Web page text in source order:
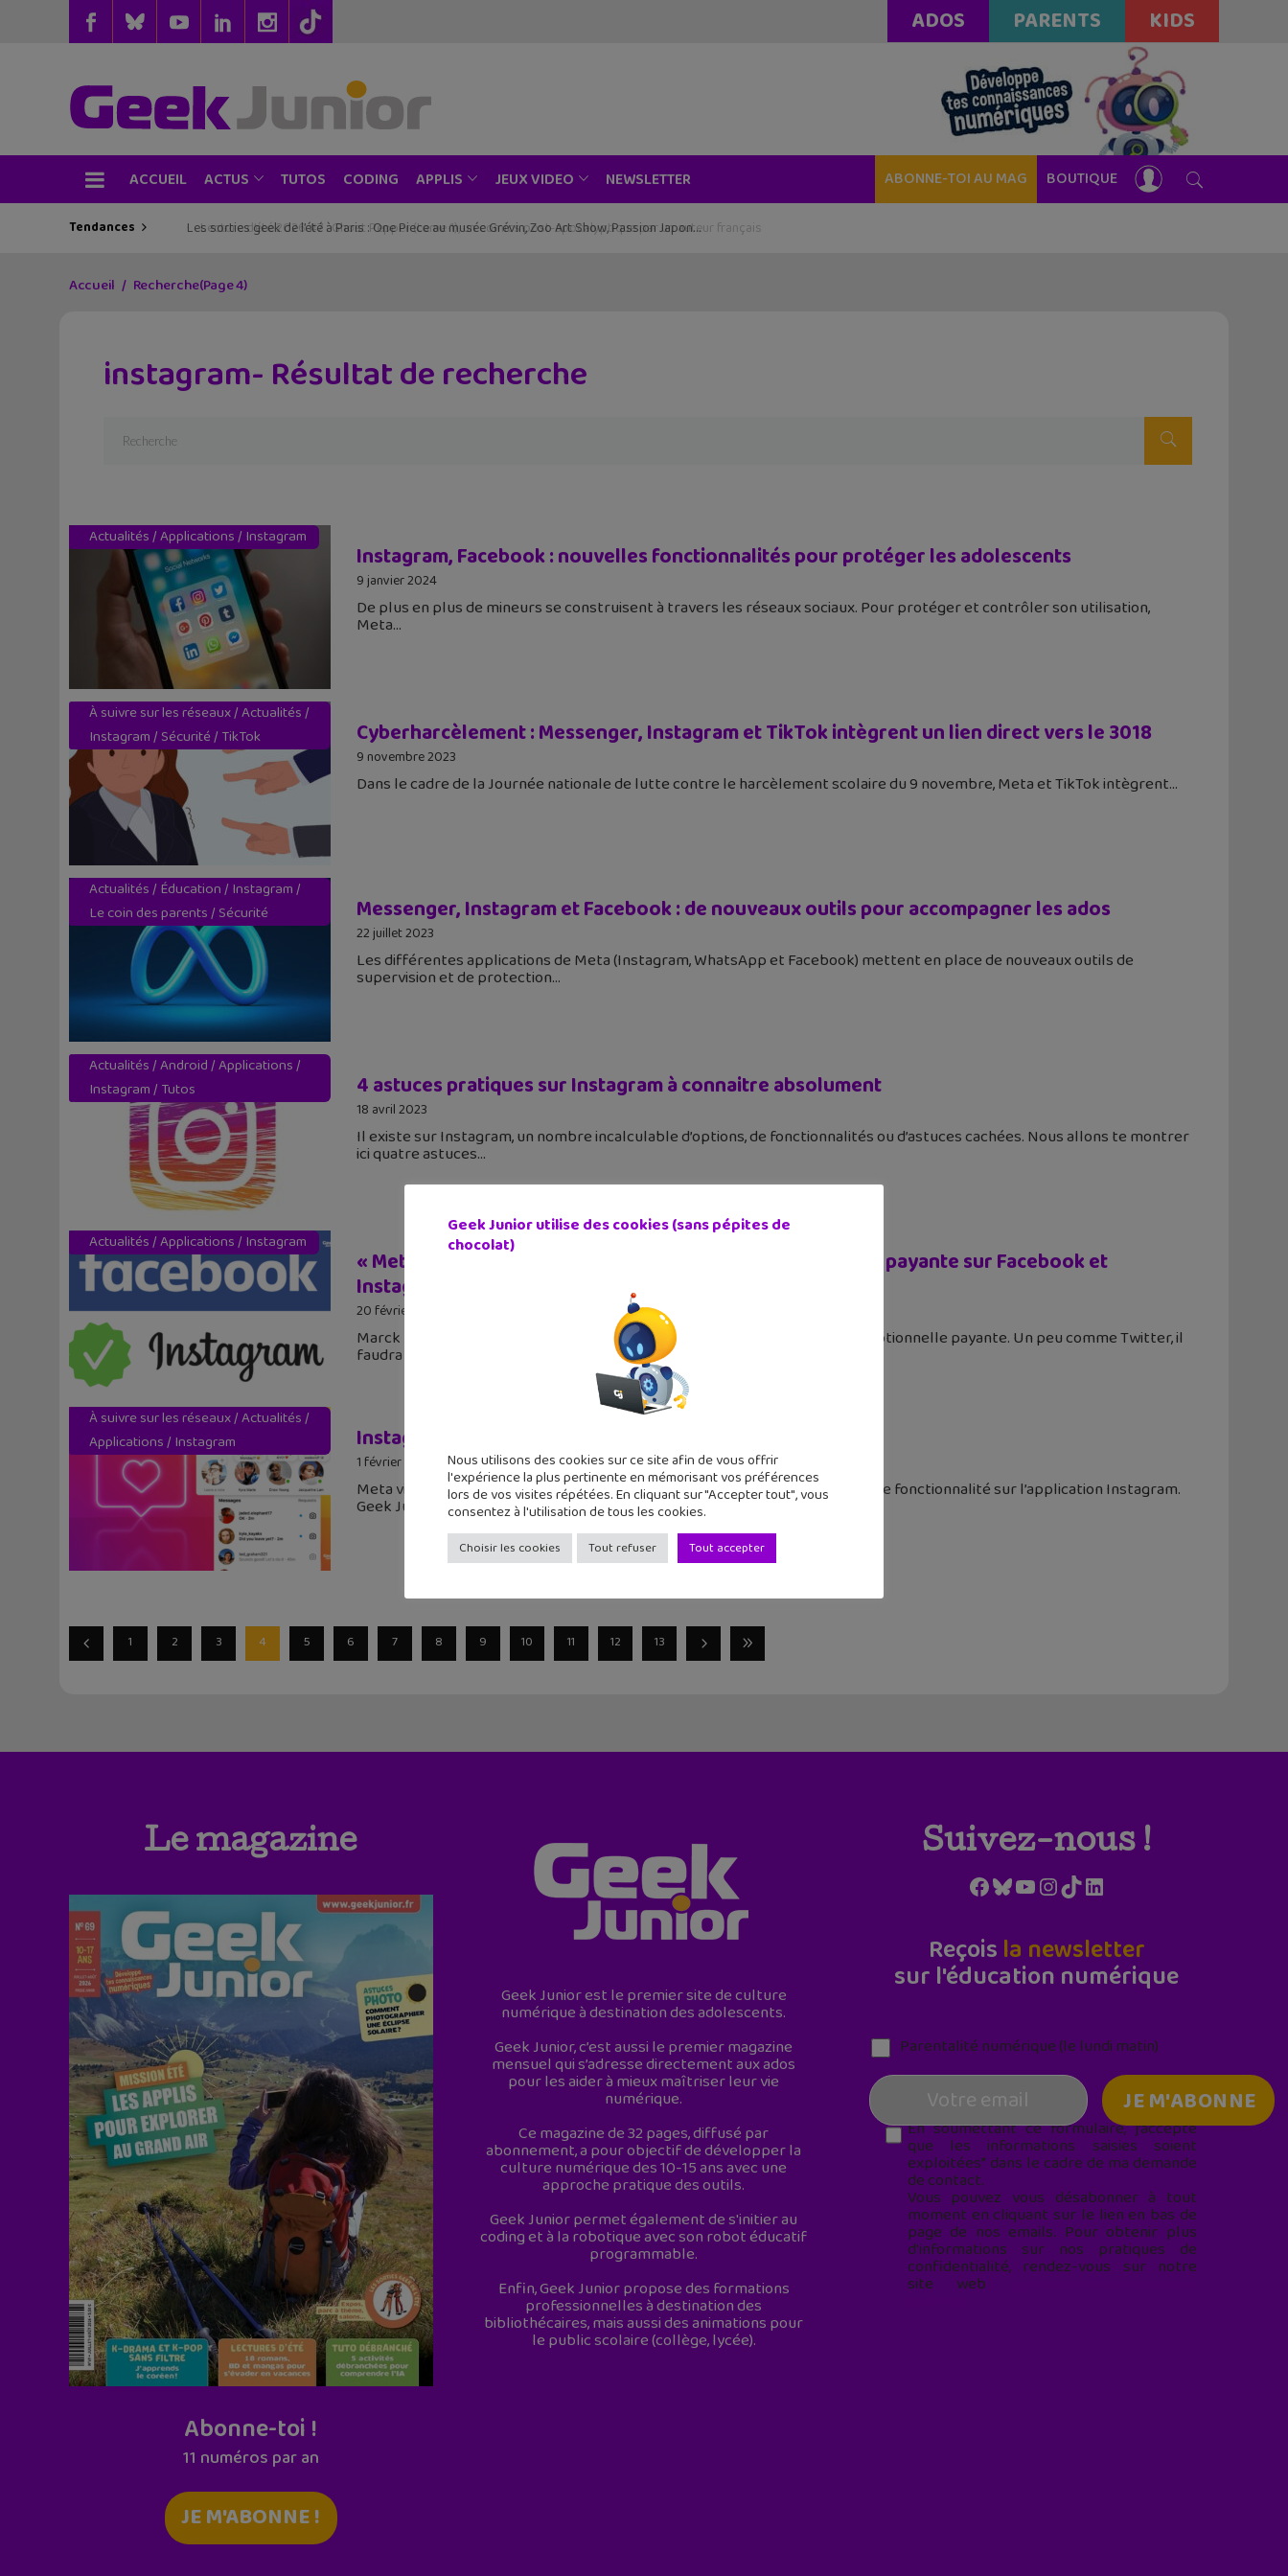
ADOS PARENTS KIDS
ACCUEIL ACTUS TUTOS CODING APPLIS JEUX VIDEO NEWSLETTER ABONNE-TOI AU MAG BOUTIQUE
Tendances Les sorties geek de l’été à Paris : One Piece au musée Grévin, Zoo Art Show, Passion Japon…
Accueil Recherche(Page 4)
instagram- Résultat de recherche
Actualités/Applications/ Instagram
Instagram, Facebook : nouvelles fonctionnalités pour protéger les adolescents
9 janvier 2024
De plus en plus de mineurs se construisent à travers les réseaux sociaux. Pour protéger et contrôler son utilisation,
Meta
À suivre sur les réseaux/Actualités/
Instagram/ Sécurité/ TikTok Cyberharcèlement : Messenger, Instagram et TikTok intègrent un lien direct vers le 3018
9 novembre 2023
Dans le cadre de la Journée nationale de lutte contre le harcèlement scolaire du 9 novembre, Meta et TikTok intègrent
Actualités/ Éducation/ Instagram/
Le coin des parents/ Sécurité Messenger, Instagram et Facebook : de nouveaux outils pour accompagner les ados
22 juillet 2023
Les différentes applications de Meta (Instagram, WhatsApp et Facebook) mettent en place de nouveaux outils de
supervision et de protection
Actualités/Android/Applications/
Instagram/ Tutos 4 astuces pratiques sur Instagram à connaitre absolument
18 avril 2023
Il existe sur Instagram, un nombre incalculable d’options, de fonctionnalités ou d’astuces cachées. Nous allons te montrer
ici quatre astuces
Actualités/Applications/ Instagram
« Meta Verified » : quelle est cette nouvelle fonctionnalité payante sur Facebook et
Instagram ?
20 février 2023
Marck Zuckerberg vient d’annoncer l’arrivée d’une nouvelle fonctionnalité optionnelle payante. Un peu comme Twitter, il
faudra payer pour accéder à
À suivre sur les réseaux/Actualités/
Applications/ Instagram Instagram Notes : c’est quoi et comment ça marche ?
1 février 2023
Meta vient de dévoiler dans un communiqué de presse l’arrivée d’une nouvelle fonctionnalité sur l’application Instagram.
Geek Junior t’explique ce
1 2 3 4 5 6 7 8 9 10 11 12 13
Le magazine
Abonne-toi !
11 numéros par an
JE M'ABONNE !
Geek Junior est le premier site de culture
numérique à destination des adolescents.
Geek Junior, c’est aussi le premier magazine
mensuel qui s’adresse directement aux ados
pour les aider à mieux maîtriser leur vie
numérique.
Ce magazine de 32 pages, diffusé par
abonnement, a pour objectif de développer la
culture numérique des 10-15 ans avec une
approche pratique des outils.
Geek Junior permet également de s'initier au
coding et à la robotique avec son robot éducatif
programmable.
Enfin, Geek Junior propose des formations
professionnelles à destination des
bibliothécaires, mais aussi des animations pour
le public scolaire (collège, lycée).
Suivez-nous !
Facebook
Bluesky
YouTube
Instagram
TikTokLinkedIn
Reçois la newsletter
sur l'éducation numérique
Parentalité numérique (le lundi matin)
En soumettant ce formulaire, j’accepte
que les informations saisies soient
exploitées* dans le cadre de ma demande
de contact.
Vous pouvez vous désabonner à tout
moment en cliquant sur le lien en bas de
page de nos emails. Pour obtenir plus
d'informations sur nos pratiques de
confidentialité, rendez-vous sur notre
site web
Geek Junior utilise des cookies (sans pépites de
chocolat)
Nous utilisons des cookies sur ce site afin de vous offrir
l'expérience la plus pertinente en mémorisant vos préférences
lors de vos visites répétées. En cliquant sur "Accepter tout", vous
consentez à l'utilisation de tous les cookies.
Choisir les cookies Tout refuser Tout accepter